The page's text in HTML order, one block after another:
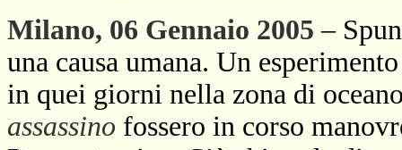
Milano, 06 Gennaio 2005–
una causa umana. Un
in quei giorni nella zona di
assassino fossero in corso